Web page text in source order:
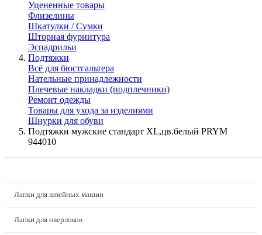
Уцененные товары
Флизелины
Шкатулки / Сумки
Шторная фурнитура
Эспадрильи
Подтяжки
Всё для бюстгальтера
Нательные принадлежности
Плечевые накладки (подплечники)
Ремонт одежды
Товары для ухода за изделиями
Шнурки для обуви
Подтяжки мужские стандарт XL,цв.белый PRYM
944010
Лапки для швейных машин
Лапки для оверлоков